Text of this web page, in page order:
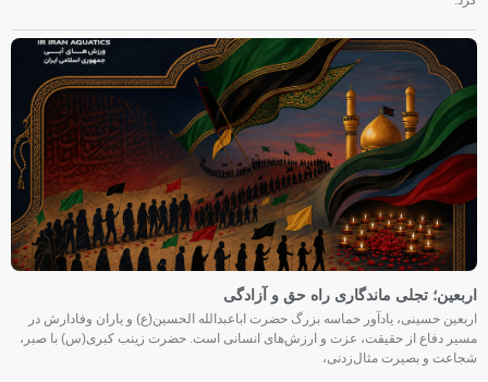
اربعین؛ تجلی ماندگاری راه حق و آزادگی
اربعین حسینی، یادآور حماسه بزرگ حضرت اباعبدالله الحسین(ع) و یاران وفادارش در
مسیر دفاع از حقیقت، عزت و ارزش‌های انسانی است. حضرت زینب کبری(س) با صبر،
شجاعت و بصیرت مثال‌زدنی،